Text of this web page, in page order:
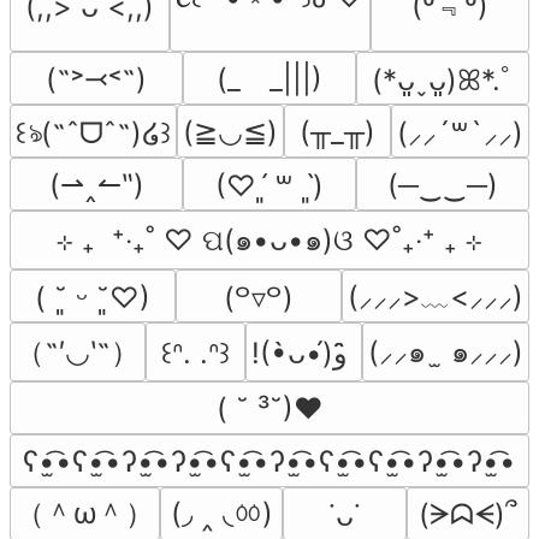
(˶˃⤙˂˶) (_　_|||)
(*ᴗ͈ˬᴗ͈)ꕤ*.ﾟ
꒰ঌ(˶ˆᗜˆ˵)໒꒱ (≧◡≦) (╥_╥)
(⸝⸝´꒳`⸝⸝)
(⇀‸↼‶)
(♡ˊ͈ ꒳ ˋ͈)
(─‿‿─)
⊹ ₊  ⁺‧₊˚ ♡ ପ(๑•ᴗ•๑)ଓ ♡˚₊‧⁺ ₊ ⊹
( ˘͈ ᵕ ˘͈♡)
(꒪▿꒪)
(⸝⸝⸝>﹏<⸝⸝⸝)
（˶′◡‵˶）
꒰ᐢ. .ᐢ꒱
(⸝⸝๑  ̫ ๑⸝⸝⸝)
( ˘ ³˘)♥
ʕ•̫͡•ʕ•̫͡•ʔ•̫͡•ʔ•̫͡•ʕ•̫͡•ʔ•̫͡•ʕ•̫͡•ʕ•̫͡•ʔ•̫͡•ʔ•̫͡•
（＾ω＾）
(◞ ‸ ◟ㆀ) ˙ᴗ˙ (ᗒᗣᗕ)՞